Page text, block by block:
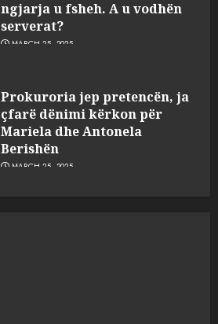
Mariela dhe Antonela
Berishën
MARCH 25, 2025
“Ai që drejtonte makinën më
ngjau me Talo Çelën”,
dëshmia e Nuredin Dumanit
flet për PERSONAT që e
plagosën!